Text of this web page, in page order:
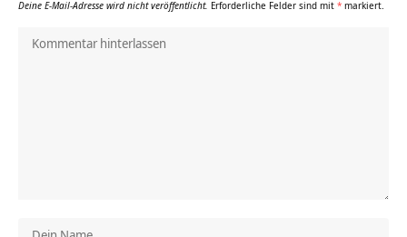
Deine E-Mail-Adresse wird nicht veröffentlicht. Erforderliche Felder sind mit * markiert.